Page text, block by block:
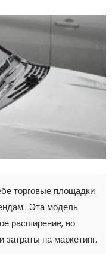
торговые площадки
Эта модель
расширение, но
затраты на маркетинг.